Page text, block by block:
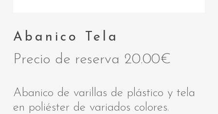
Abanico Tela
Precio de reserva 20.00€
Abanico de varillas de plástico y tela
en poliéster de variados colores.